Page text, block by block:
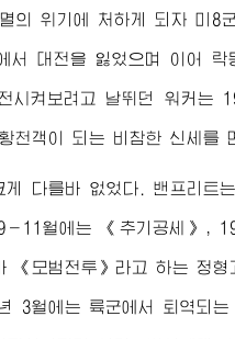
의 위기에 처하게 되자 미8
서 대전을 잃었으며 이어 락
시켜보려고 날뛰던 워커는
천객이 되는 비참한 신세를
다를바 없었다. 밴프리트
11월에는 《추기공세》,
모범전투》라고 하는 정형
3월에는 륙군에서 퇴역되